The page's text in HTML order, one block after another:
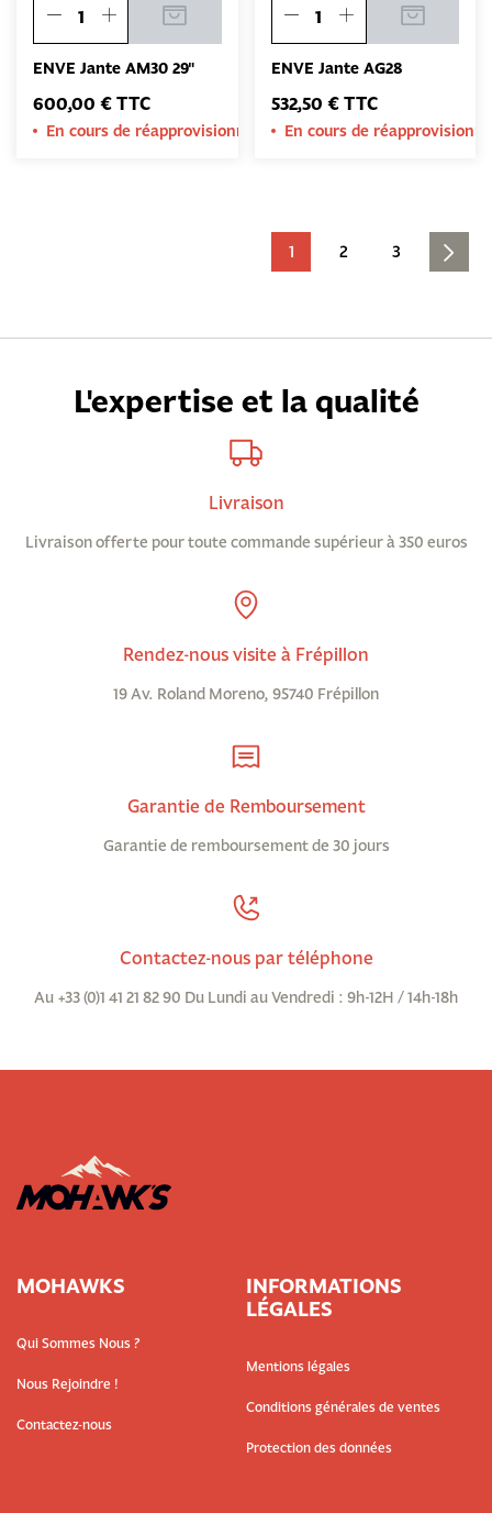
ENVE Jante AM30 29"
600,00 € TTC
En cours de réapprovisionnement
ENVE Jante AG28
532,50 € TTC
En cours de
1 2 3
L'expertise et la qualité
Livraison
Livraison offerte pour toute commande supérieur à 350 euros
Rendez-nous visite à Frépillon
19 Av. Roland Moreno, 95740 Frépillon
Garantie de Remboursement
Garantie de remboursement de 30 jours
Contactez-nous par téléphone
Au +33 (0)1 41 21 82 90 Du Lundi au Vendredi : 9h-12H / 14h-18h
MOHAWKS
Qui Sommes Nous ?
Nous Rejoindre !
Contactez-nous
INFORMATIONS
LÉGALES
Mentions légales
Conditions générales de ventes
Protection des données